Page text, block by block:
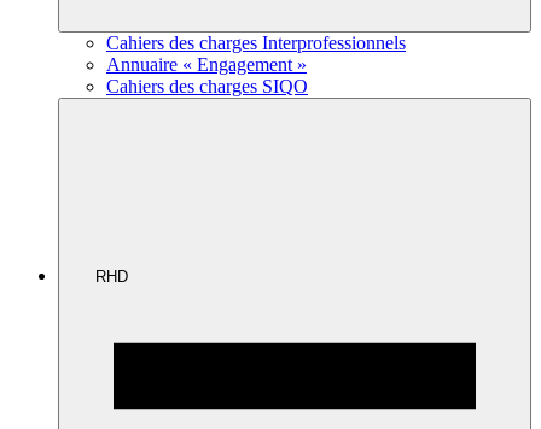
Cahiers des charges Interprofessionnels
Annuaire « Engagement »
Cahiers des charges SIQO
RHD